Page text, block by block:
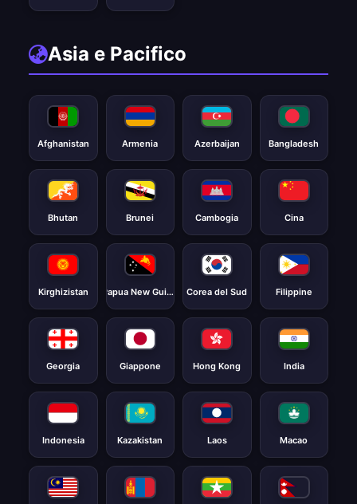
Asia e Pacifico
Afghanistan Armenia Azerbaijan Bangladesh
Bhutan Brunei Cambogia Cina
Kirghizistan Papua New Guinea Corea del Sud Filippine
Georgia Giappone Hong Kong India
Indonesia Kazakistan Laos Macao